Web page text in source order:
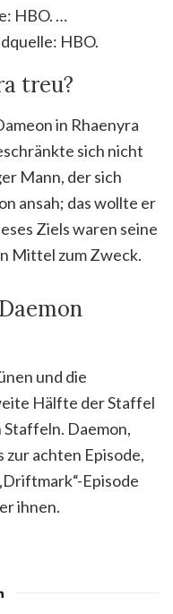
HBO. …
HBO.
treu?
in Rhaenyra
sich nicht
Mann, der sich
ansah; das wollte er
Ziels waren seine
Mittel zum Zweck.
und die
Hälfte der Staffel
Daemon,
zur achten Episode,
Episode
ihnen.